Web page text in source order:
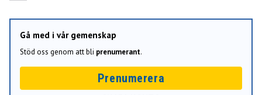
Gå med i vår gemenskap
Stöd oss genom att bli prenumerant.
Prenumerera